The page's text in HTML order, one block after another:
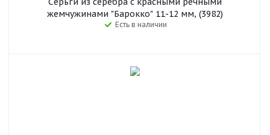
жемчужинами "Барокко" 11-12 мм, (3982)
Есть в наличии